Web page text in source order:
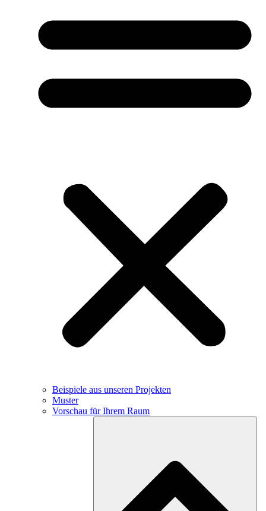
Beispiele aus unseren Projekten
Muster
Vorschau für Ihrem Raum